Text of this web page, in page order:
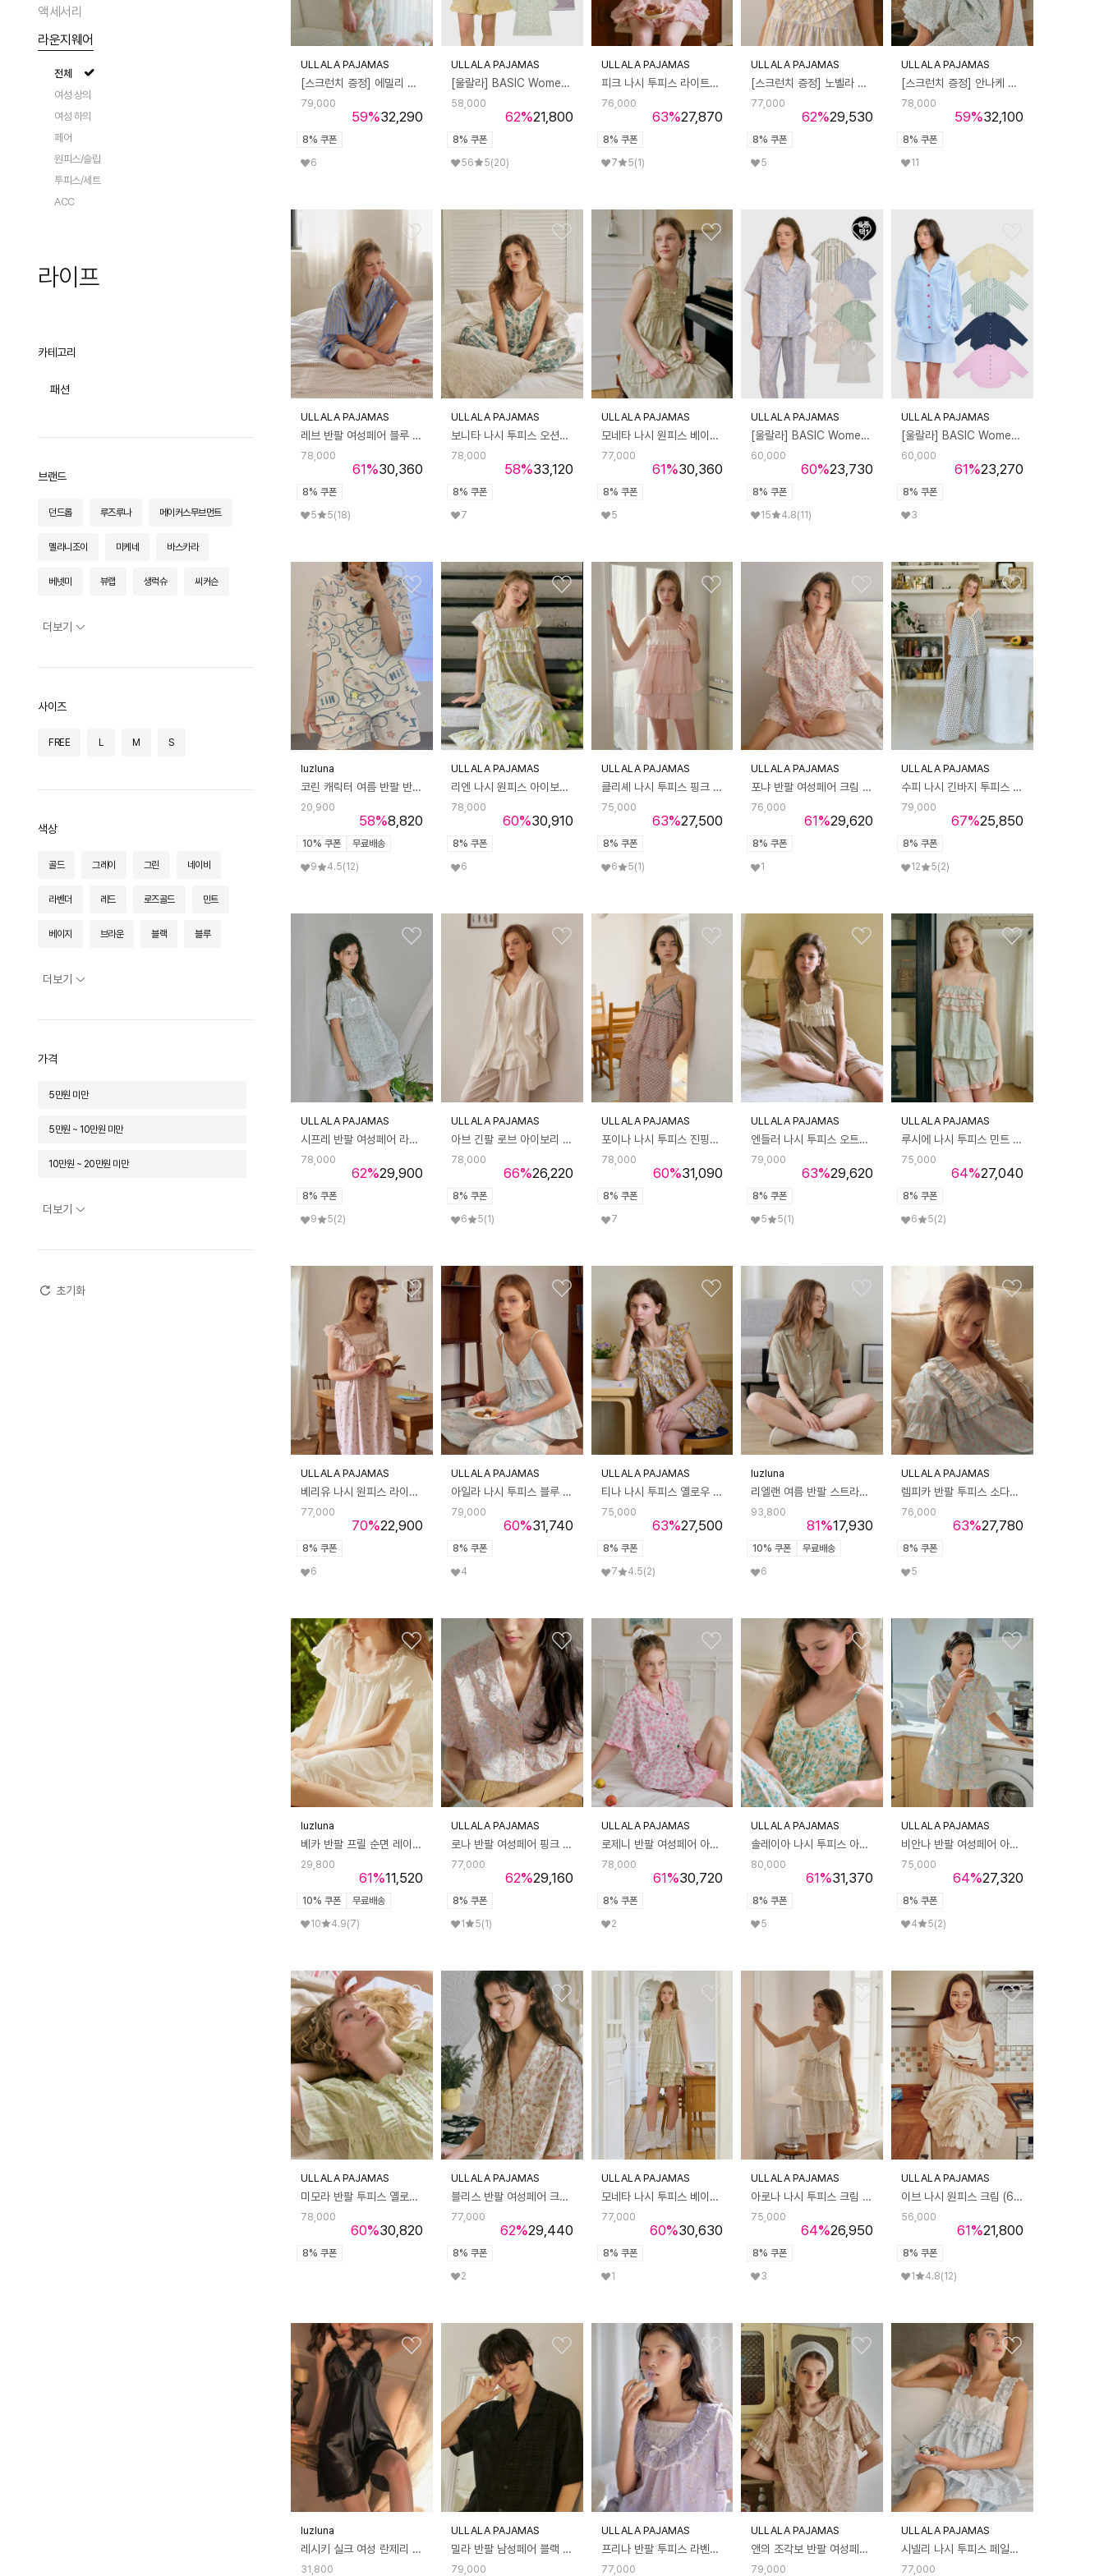
가디건/베스트
팬츠
숄더백
크로스백
에코/캔버스백
토트백
백팩
클러치/파우치
액세서리
캐리어
전체
펌프스
로퍼
슬리퍼/뮬
샌들
부츠
스니커즈/운동화
액세서리
전체
모자
지갑
스카프/머플러
패션 액세서리
아이웨어
쥬얼리
시계
라운지웨어
전체
여성 상의
여성 하의
페어
원피스/슬립
투피스/세트
ACC
라이프
리빙
전체
화병/화분
커트러리
컵/저그
와인잔/도구
티웨어
전체
라운지 체어
사이드 테이블
선반/장식장
조명
스탠드 조명
포터블 조명
트레이
테이블커버
앞치마/주방패브릭
쿠션/베개
라이프스타일
전체
카테고리
패션
브랜드
던드롭 루즈루나 메이커스무브먼트
멜라니조이 미케네 바스카라
베넷미 뷰랩 생럭슈 씨커슨
더보기
사이즈
FREE L M S
색상
골드 그레이 그린 네이비
라벤더 레드 로즈골드 민트
베이지 브라운 블랙 블루
더보기
가격
5만원 미만
5만원 ~ 10만원 미만
10만원 ~ 20만원 미만
더보기
초기화
ULLALA PAJAMAS
[스크런치 증정] 에밀리 나시 투피스 페일 (40수)
59%
79,000
32,290
8% 쿠폰
6
ULLALA PAJAMAS
[울랄라] BASIC Womens Pajama Set_Shorts
62%
58,000
21,800
8% 쿠폰
56
5(20)
ULLALA PAJAMAS
피크 나시 투피스 라이트핑크 (40수)
63%
76,000
27,870
8% 쿠폰
7
5(1)
ULLALA PAJAMAS
[스크런치 증정] 노벨라 나시 투피스 크림 (60수)
62%
77,000
29,530
8% 쿠폰
5
ULLALA PAJAMAS
[스크런치 증정] 안나케 나시 투피스 연민트 (60수)
59%
78,000
32,100
8% 쿠폰
11
ULLALA PAJAMAS
레브 반팔 여성페어 블루 (40수)
61%
78,000
30,360
8% 쿠폰
5
5(18)
ULLALA PAJAMAS
보니타 나시 투피스 오션그레이 (32수)
58%
78,000
33,120
8% 쿠폰
7
ULLALA PAJAMAS
모네타 나시 원피스 베이비그린 (40수)
61%
77,000
30,360
8% 쿠폰
5
ULLALA PAJAMAS
[울랄라] BASIC Womens Pajama Set_Long Pants
60%
60,000
23,730
8% 쿠폰
15
4.8(11)
ULLALA PAJAMAS
[울랄라] BASIC Womens Pajama Set_Short Pants
61%
60,000
23,270
8% 쿠폰
3
luzluna
코린 캐릭터 여름 반팔 반바지 잠옷 파자마 상하세트
58%
20,900
8,820
10% 쿠폰
무료배송
9
4.5(12)
ULLALA PAJAMAS
리엔 나시 원피스 아이보리 (32수)
60%
78,000
30,910
8% 쿠폰
6
ULLALA PAJAMAS
클리셰 나시 투피스 핑크 (40수)
63%
75,000
27,500
8% 쿠폰
6
5(1)
ULLALA PAJAMAS
포냐 반팔 여성페어 크림 (60수)
61%
76,000
29,620
8% 쿠폰
1
ULLALA PAJAMAS
수피 나시 긴바지 투피스 크림 (32수)
67%
79,000
25,850
8% 쿠폰
12
5(2)
ULLALA PAJAMAS
시프레 반팔 여성페어 라이트그린 (60수)
62%
78,000
29,900
8% 쿠폰
9
5(2)
ULLALA PAJAMAS
아브 긴팔 로브 아이보리 (21수)
66%
78,000
26,220
8% 쿠폰
6
5(1)
ULLALA PAJAMAS
포이나 나시 투피스 진핑크 (40수)
60%
78,000
31,090
8% 쿠폰
7
ULLALA PAJAMAS
엔들러 나시 투피스 오트밀 (32수)
63%
79,000
29,620
8% 쿠폰
5
5(1)
ULLALA PAJAMAS
루시에 나시 투피스 민트 (40수)
64%
75,000
27,040
8% 쿠폰
6
5(2)
ULLALA PAJAMAS
베리유 나시 원피스 라이트핑크 (32수)
70%
77,000
22,900
8% 쿠폰
6
ULLALA PAJAMAS
아일라 나시 투피스 블루 (40수)
60%
79,000
31,740
8% 쿠폰
4
ULLALA PAJAMAS
티나 나시 투피스 옐로우 (40수)
63%
75,000
27,500
8% 쿠폰
7
4.5(2)
luzluna
리엘랜 여름 반팔 스트라이프 파자마 홈웨어 잠옷 세트 P68
81%
93,800
17,930
10% 쿠폰
무료배송
6
ULLALA PAJAMAS
렘피카 반팔 투피스 소다블루 (40수)
63%
76,000
27,780
8% 쿠폰
5
luzluna
베카 반팔 프릴 순면 레이스 원피스 파자마 임산부 잠옷 홈웨어
61%
29,800
11,520
10% 쿠폰
무료배송
10
4.9(7)
ULLALA PAJAMAS
로나 반팔 여성페어 핑크 (40수)
62%
77,000
29,160
8% 쿠폰
1
5(1)
ULLALA PAJAMAS
로제니 반팔 여성페어 아이보리 (40수)
61%
78,000
30,720
8% 쿠폰
2
ULLALA PAJAMAS
솔레이아 나시 투피스 아이보리 (32수)
61%
80,000
31,370
8% 쿠폰
5
ULLALA PAJAMAS
비안나 반팔 여성페어 아이보리 (60수)
64%
75,000
27,320
8% 쿠폰
4
5(2)
ULLALA PAJAMAS
미모라 반팔 투피스 옐로우그린 (40수)
60%
78,000
30,820
8% 쿠폰
ULLALA PAJAMAS
블리스 반팔 여성페어 크림 (32수)
62%
77,000
29,440
8% 쿠폰
2
ULLALA PAJAMAS
모네타 나시 투피스 베이비그린 (40수)
60%
77,000
30,630
8% 쿠폰
1
ULLALA PAJAMAS
아로나 나시 투피스 크림 (32수)
64%
75,000
26,950
8% 쿠폰
3
ULLALA PAJAMAS
이브 나시 원피스 크림 (60수)
61%
56,000
21,800
8% 쿠폰
1
4.8(12)
luzluna
레시키 실크 여성 란제리 슬립웨어 원피스 파자마 잠옷
31,800
ULLALA PAJAMAS
밀라 반팔 남성페어 블랙 (40수)
79,000
ULLALA PAJAMAS
프리나 반팔 투피스 라벤더 (32수)
77,000
ULLALA PAJAMAS
앤의 조각보 반팔 여성페어 베이지 (40수)
79,000
ULLALA PAJAMAS
시넬리 나시 투피스 페일블루 (40수)
77,000